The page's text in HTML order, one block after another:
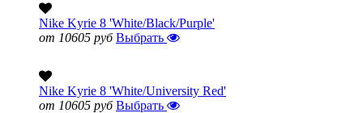
Nike Kyrie 8 'White/Black/Purple'
от 10605 руб Выбрать
Nike Kyrie 8 'White/University Red'
от 10605 руб Выбрать